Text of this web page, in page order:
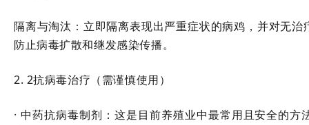
隔离与淘汰：立即隔离表现出严重症状的病鸡，并对无
防止病毒扩散和继发感染传播。
2. 2抗病毒治疗（需谨慎使用）
· 中药抗病毒制剂：这是目前养殖业中最常用且安全的方